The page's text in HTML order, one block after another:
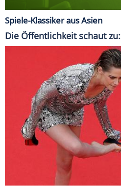
Spiele-Klassiker aus Asien
Die Öffentlichkeit schaut zu: